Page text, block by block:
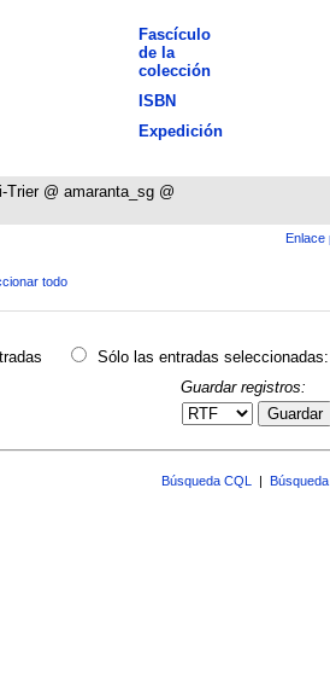
Fascículo
de la
colección
ISBN
Expedición
Trier @ amaranta_sg @
Enlace
todo
Sólo las entradas seleccionadas:
Guardar registros:
Guardar
Búsqueda CQL